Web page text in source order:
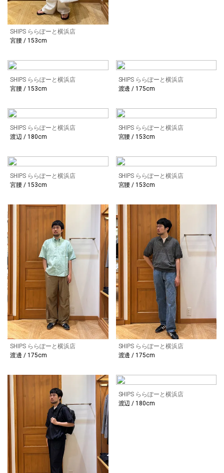
SHIPS ららぽーと横浜店
宮腰 / 153cm
SHIPS ららぽーと横浜店
宮腰 / 153cm
SHIPS ららぽーと横浜店
渡邊 / 175cm
SHIPS ららぽーと横浜店
渡辺 / 180cm
SHIPS ららぽーと横浜店
宮腰 / 153cm
SHIPS ららぽーと横浜店
宮腰 / 153cm
SHIPS ららぽーと横浜店
宮腰 / 153cm
SHIPS ららぽーと横浜店
渡邊 / 175cm
SHIPS ららぽーと横浜店
渡邊 / 175cm
SHIPS ららぽーと横浜店
渡辺 / 180cm